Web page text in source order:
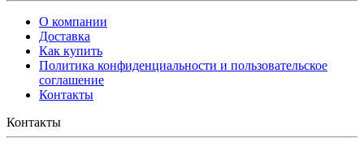
О компании
Доставка
Как купить
Политика конфиденциальности и пользовательское
соглашение
Контакты
Контакты